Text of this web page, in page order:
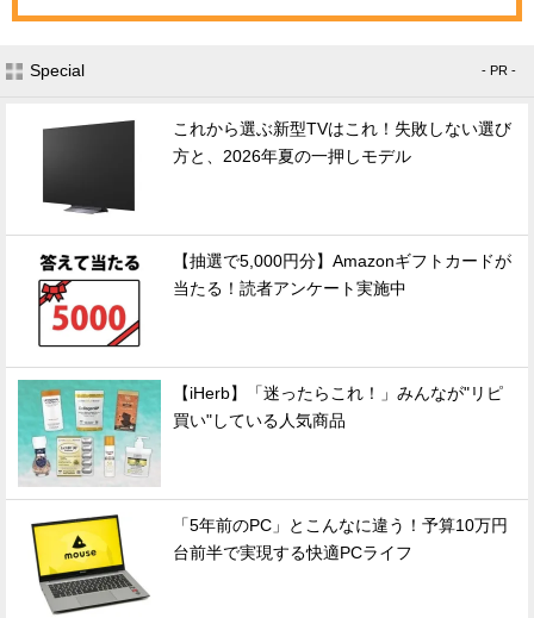
Special - PR -
これから選ぶ新型TVはこれ！失敗しない選び
方と、2026年夏の一押しモデル
【抽選で5,000円分】Amazonギフトカードが
当たる！読者アンケート実施中
【iHerb】「迷ったらこれ！」みんなが"リピ
買い"している人気商品
「5年前のPC」とこんなに違う！予算10万円
台前半で実現する快適PCライフ